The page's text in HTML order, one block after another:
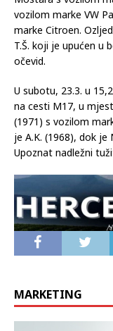
očevid.
Također u petak,
K.M. Viševića u
Mostara s vozilom
vozilom marke VW
marke Citroen.
T.Š. koji je upućen u
očevid.
U subotu, 23.3. u
na cesti M17, u
(1971) s vozilom
je A.K. (1968), dok je
Upoznat nadležni